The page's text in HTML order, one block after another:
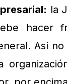
la
hacer
Así